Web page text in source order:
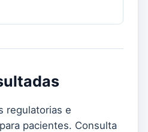
regulatorias e
pacientes. Consulta